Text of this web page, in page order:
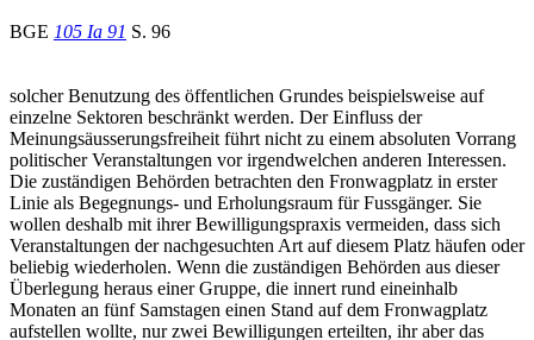
BGE 105 Ia 91 S. 96
solcher Benutzung des öffentlichen Grundes beispielsweise auf
einzelne Sektoren beschränkt werden. Der Einfluss der
Meinungsäusserungsfreiheit führt nicht zu einem absoluten Vorrang
politischer Veranstaltungen vor irgendwelchen anderen Interessen.
Die zuständigen Behörden betrachten den Fronwagplatz in erster
Linie als Begegnungs- und Erholungsraum für Fussgänger. Sie
wollen deshalb mit ihrer Bewilligungspraxis vermeiden, dass sich
Veranstaltungen der nachgesuchten Art auf diesem Platz häufen oder
beliebig wiederholen. Wenn die zuständigen Behörden aus dieser
Überlegung heraus einer Gruppe, die innert rund eineinhalb
Monaten an fünf Samstagen einen Stand auf dem Fronwagplatz
aufstellen wollte, nur zwei Bewilligungen erteilten, ihr aber das